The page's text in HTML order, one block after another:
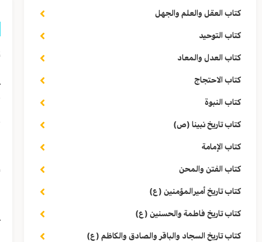
كتاب العقل والعلم والجهل
كتاب التوحيد
كتاب العدل والمعاد
كتاب الاحتجاج
كتاب النبوة
كتاب تاريخ نبينا (ص)
كتاب الإمامة
كتاب الفتن والمحن
كتاب تاريخ أميرالمؤمنين (ع)
كتاب تاريخ فاطمة والحسنين (ع)
كتاب تاريخ السجاد والباقر والصادق والكاظم (ع)